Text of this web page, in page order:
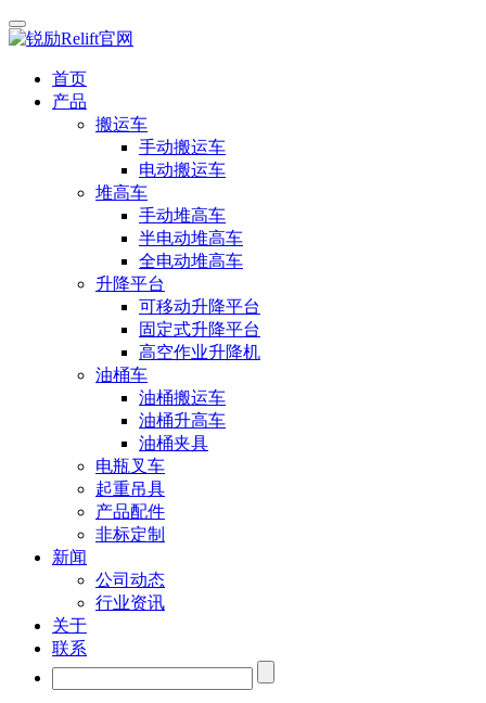
首页
产品
搬运车
手动搬运车
电动搬运车
堆高车
手动堆高车
半电动堆高车
全电动堆高车
升降平台
可移动升降平台
固定式升降平台
高空作业升降机
油桶车
油桶搬运车
油桶升高车
油桶夹具
电瓶叉车
起重吊具
产品配件
非标定制
新闻
公司动态
行业资讯
关于
联系